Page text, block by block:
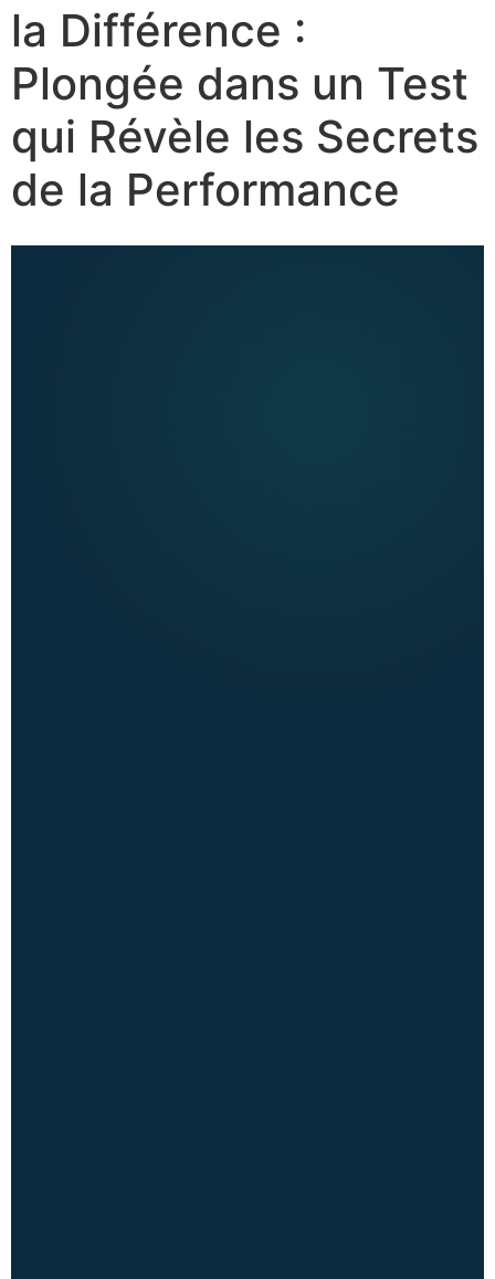
la Différence :
Plongée dans un Test
qui Révèle les Secrets
de la Performance